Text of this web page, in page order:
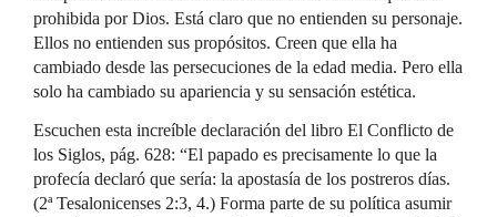
prohibida por Dios. Está claro que no entienden su personaje.
Ellos no entienden sus propósitos. Creen que ella ha
cambiado desde las persecuciones de la edad media. Pero ella
solo ha cambiado su apariencia y su sensación estética.
Escuchen esta increíble declaración del libro El Conflicto de
los Siglos, pág. 628: “El papado es precisamente lo que la
profecía declaró que sería: la apostasía de los postreros días.
(2ª Tesalonicenses 2:3, 4.) Forma parte de su política asumir